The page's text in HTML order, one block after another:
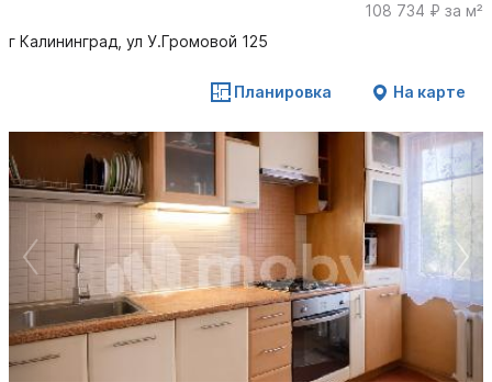
108 734 ₽ за м²
г Калининград, ул У.Громовой 125
Планировка На карте
14